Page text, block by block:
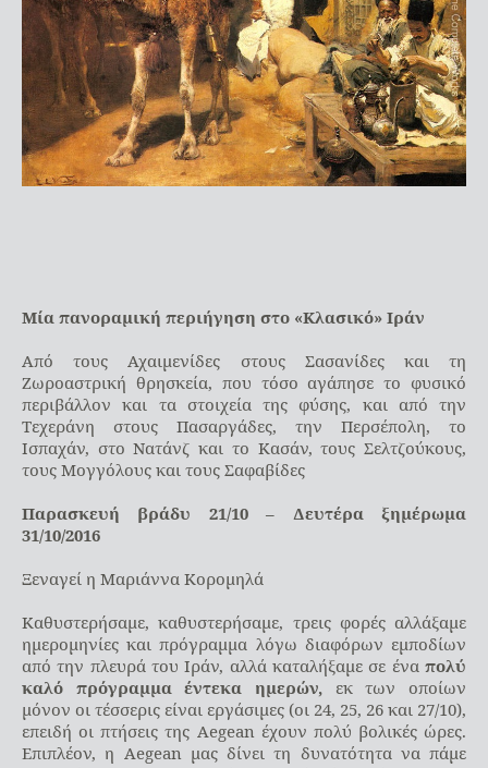
Μία πανοραμική περιήγηση στο «Κλασικό» Ιράν
Από τους Αχαιμενίδες στους Σασανίδες και τη
Ζωροαστρική θρησκεία, που τόσο αγάπησε το φυσικό
περιβάλλον και τα στοιχεία της φύσης, και από την
Τεχεράνη στους Πασαργάδες, την Περσέπολη, το
Ισπαχάν, στο Νατάνζ και το Κασάν, τους Σελτζούκους,
τους Μογγόλους και τους Σαφαβίδες
Παρασκευή βράδυ 21/10 – Δευτέρα ξημέρωμα
31/10/2016
Ξεναγεί η Μαριάννα Κορομηλά
Καθυστερήσαμε, καθυστερήσαμε, τρεις φορές αλλάξαμε
ημερομηνίες και πρόγραμμα λόγω διαφόρων εμποδίων
από την πλευρά του Ιράν, αλλά καταλήξαμε σε ένα πολύ
καλό πρόγραμμα έντεκα ημερών, εκ των οποίων
μόνον οι τέσσερις είναι εργάσιμες (οι 24, 25, 26 και 27/10),
επειδή οι πτήσεις της Aegean έχουν πολύ βολικές ώρες.
Επιπλέον, η Aegean μας δίνει τη δυνατότητα να πάμε